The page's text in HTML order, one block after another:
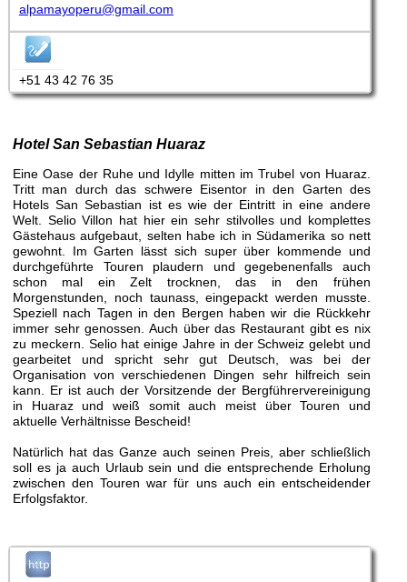
alpamayoperu@gmail.com
+51 43 42 76 35
Hotel San Sebastian Huaraz
Eine Oase der Ruhe und Idylle mitten im Trubel von Huaraz.
Tritt man durch das schwere Eisentor in den Garten des
Hotels San Sebastian ist es wie der Eintritt in eine andere
Welt. Selio Villon hat hier ein sehr stilvolles und komplettes
Gästehaus aufgebaut, selten habe ich in Südamerika so nett
gewohnt. Im Garten lässt sich super über kommende und
durchgeführte Touren plaudern und gegebenenfalls auch
schon mal ein Zelt trocknen, das in den frühen
Morgenstunden, noch taunass, eingepackt werden musste.
Speziell nach Tagen in den Bergen haben wir die Rückkehr
immer sehr genossen. Auch über das Restaurant gibt es nix
zu meckern. Selio hat einige Jahre in der Schweiz gelebt und
gearbeitet und spricht sehr gut Deutsch, was bei der
Organisation von verschiedenen Dingen sehr hilfreich sein
kann. Er ist auch der Vorsitzende der Bergführervereinigung
in Huaraz und weiß somit auch meist über Touren und
aktuelle Verhältnisse Bescheid!
Natürlich hat das Ganze auch seinen Preis, aber schließlich
soll es ja auch Urlaub sein und die entsprechende Erholung
zwischen den Touren war für uns auch ein entscheidender
Erfolgsfaktor.